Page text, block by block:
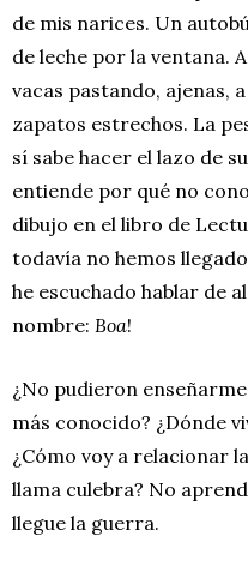
de mis narices. Un
de leche por la ventana.
vacas pastando, ajenas,
zapatos estrechos. La
sí sabe hacer el lazo de
entiende por qué no
dibujo en el libro de
todavía no hemos
he escuchado hablar de
nombre: Boa!
¿No pudieron
más conocido? ¿Dónde
¿Cómo voy a relacionar
llama culebra? No
llegue la guerra.